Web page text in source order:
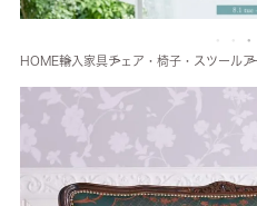
HOME輸入家具 チェア・椅子・スツールア